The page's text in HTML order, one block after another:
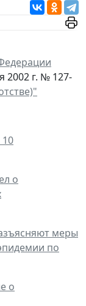
2002 г. № 127-
о
меры
по
о